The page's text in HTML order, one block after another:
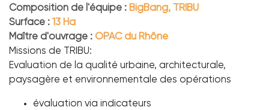
Composition de l'équipe : BigBang, TRIBU
Surface : 13 Ha
Maître d'ouvrage : OPAC du Rhône
Missions de TRIBU:
Evaluation de la qualité urbaine, architecturale,
paysagère et environnementale des opérations
évaluation via indicateurs